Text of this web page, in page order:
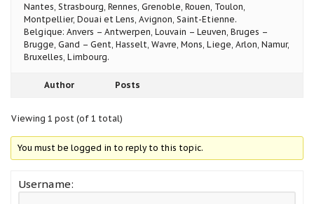
Nantes, Strasbourg, Rennes, Grenoble, Rouen, Toulon,
Montpellier, Douai et Lens, Avignon, Saint-Etienne.
Belgique: Anvers – Antwerpen, Louvain – Leuven, Bruges –
Brugge, Gand – Gent, Hasselt, Wavre, Mons, Liege, Arlon, Namur,
Bruxelles, Limbourg.
Author Posts
Viewing 1 post (of 1 total)
You must be logged in to reply to this topic.
Username: